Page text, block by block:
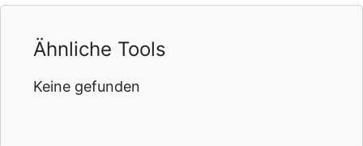
Ähnliche Tools
Keine gefunden